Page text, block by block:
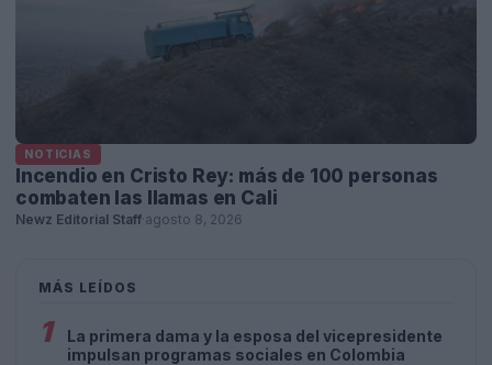
NOTICIAS
Incendio en Cristo Rey: más de 100 personas
combaten las llamas en Cali
Newz Editorial Staff agosto 8, 2026
MÁS LEÍDOS
1
La primera dama y la esposa del vicepresidente
impulsan programas sociales en Colombia